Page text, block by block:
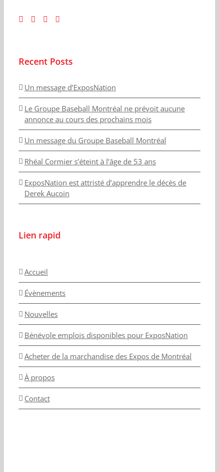
Recent Posts
Un message d’ExposNation
Le Groupe Baseball Montréal ne prévoit aucune
annonce au cours des prochains mois
Un message du Groupe Baseball Montréal
Rhéal Cormier s’éteint à l’âge de 53 ans
ExposNation est attristé d’apprendre le décès de
Derek Aucoin
Lien rapid
Accueil
Évènements
Nouvelles
Bénévole emplois disponibles pour ExposNation
Acheter de la marchandise des Expos de Montréal
À propos
Contact